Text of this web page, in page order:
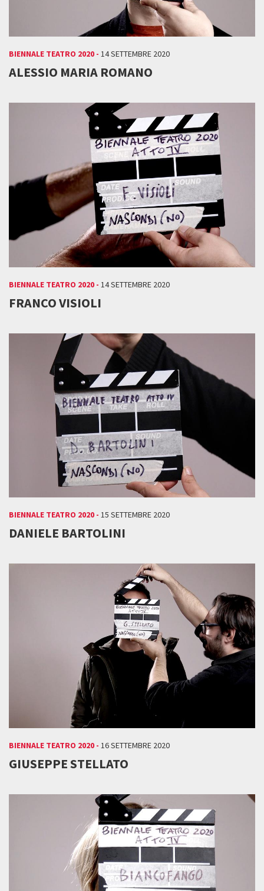
BIENNALE TEATRO 2020 - 14 SETTEMBRE 2020
ALESSIO MARIA ROMANO
BIENNALE TEATRO 2020 - 14 SETTEMBRE 2020
FRANCO VISIOLI
BIENNALE TEATRO 2020 - 15 SETTEMBRE 2020
DANIELE BARTOLINI
BIENNALE TEATRO 2020 - 16 SETTEMBRE 2020
GIUSEPPE STELLATO